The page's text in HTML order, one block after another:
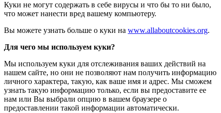
Куки не могут содержать в себе вирусы и что бы то ни было,
что может нанести вред вашему компьютеру.
Вы можете узнать больше о куки на www.allaboutcookies.org.
Для чего мы используем куки?
Мы используем куки для отслеживания ваших действий на
нашем сайте, но они не позволяют нам получить информацию
личного характера, такую, как ваше имя и адрес. Мы сможем
узнать такую информацию только, если вы предоставите ее
нам или Вы выбрали опцию в вашем браузере о
предоставлении такой информации автоматически.